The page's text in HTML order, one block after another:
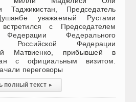
Таджикистан, Председатель
уважаемый Рустами
с Председателем
Федерального
Российской Федерации
Матвиенко, прибывшей в
с официальным визитом.
переговоры
полный текст ▸